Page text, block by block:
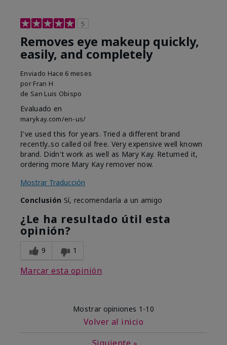
5
Removes eye makeup quickly,
easily, and completely
Enviado Hace 6 meses
por Fran H
de San Luis Obispo
Evaluado en
marykay.com/en-us/
I've used this for years. Tried a different brand
recently..so called oil free. Very expensive well known
brand. Didn't work as well as Mary Kay. Returned it,
ordering more Mary Kay remover now.
Mostrar Traducción
Conclusión Sí, recomendaría a un amigo
¿Le ha resultado útil esta
opinión?
9 1
Marcar esta opinión
Mostrar opiniones 1-10
Volver al inicio